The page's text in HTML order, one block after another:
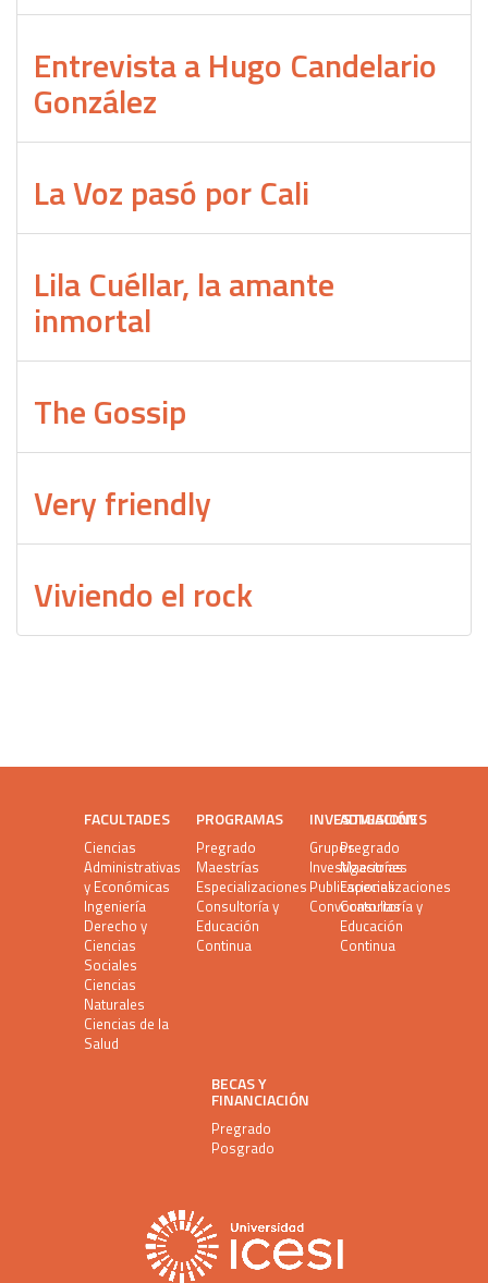
Entrevista a Hugo Candelario
González
La Voz pasó por Cali
Lila Cuéllar, la amante
inmortal
The Gossip
Very friendly
Viviendo el rock
FACULTADES
Ciencias
Administrativas
y Económicas
Ingeniería
Derecho y
Ciencias
Sociales
Ciencias
Naturales
Ciencias de la
Salud
PROGRAMAS
Pregrado
Maestrías
Especializaciones
Consultoría y
Educación
Continua
INVESTIGACIÓN
Grupos
Investigaciones
Publicaciones
Convocatorias
ADMISIONES
Pregrado
Maestrías
Especializaciones
Consultoría y
Educación
Continua
BECAS Y
FINANCIACIÓN
Pregrado
Posgrado